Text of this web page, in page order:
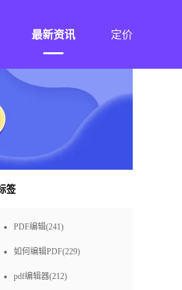
最新资讯 定价
签
PDF编辑(241)
如何编辑PDF(229)
pdf编辑器(212)